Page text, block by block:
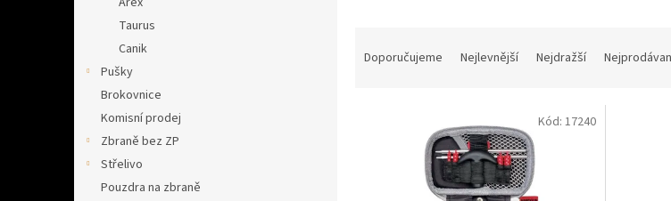
Taurus
Canik
Pušky
Brokovnice
Komisní prodej
Zbraně bez ZP
Střelivo
Pouzdra na zbraně
Doporučujeme Nejlevnější Nejdražší
Kód: 17240